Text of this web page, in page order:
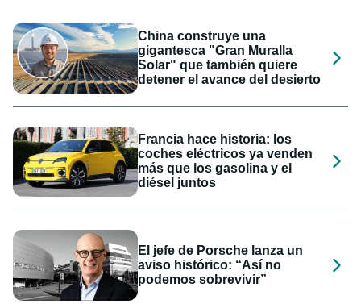
China construye una
gigantesca "Gran Muralla
Solar" que también quiere
detener el avance del desierto
Francia hace historia: los
coches eléctricos ya venden
más que los gasolina y el
diésel juntos
El jefe de Porsche lanza un
aviso histórico: “Así no
podemos sobrevivir”